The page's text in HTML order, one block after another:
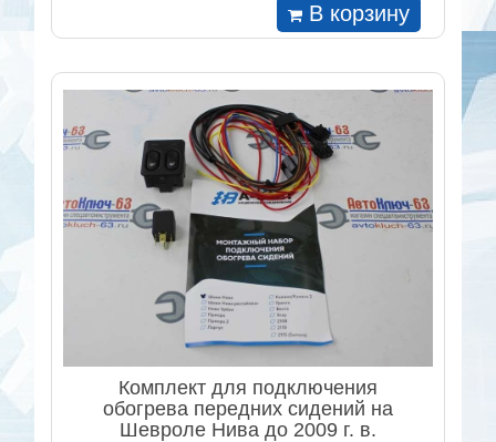
В корзину
Комплект для подключения
обогрева передних сидений на
Шевроле Нива до 2009 г. в.